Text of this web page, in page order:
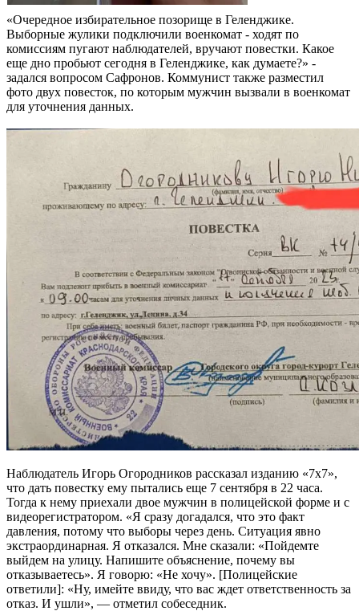
«Очередное избирательное позорище в Геленджике.
Выборные жулики подключили военкомат - ходят по
комиссиям пугают наблюдателей, вручают повестки. Какое
еще дно пробьют сегодня в Геленджике, как думаете?» -
задался вопросом Сафронов. Коммунист также разместил
фото двух повесток, по которым мужчин вызвали в военкомат
для уточнения данных.
Наблюдатель Игорь Огородников рассказал изданию «7х7»,
что дать повестку ему пытались еще 7 сентября в 22 часа.
Тогда к нему приехали двое мужчин в полицейской форме и с
видеорегистратором. «Я сразу догадался, что это факт
давления, потому что выборы через день. Ситуация явно
экстраординарная. Я отказался. Мне сказали: «Пойдемте
выйдем на улицу. Напишите объяснение, почему вы
отказываетесь». Я говорю: «Не хочу». [Полицейские
ответили]: «Ну, имейте ввиду, что вас ждет ответственность за
отказ. И ушли», — отметил собеседник.